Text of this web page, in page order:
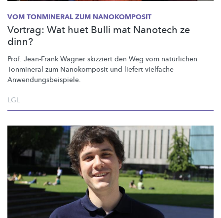
VOM TONMINERAL ZUM NANOKOMPOSIT
Vortrag: Wat huet Bulli mat Nanotech ze
dinn?
Prof. Jean-Frank Wagner skizziert den Weg vom natürlichen
Tonmineral zum Nanokomposit und liefert vielfache
Anwendungsbeispiele.
LGL